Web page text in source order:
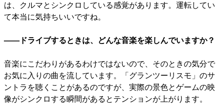
は、クルマとシンクロしている感覚があります。運転してい
て本当に気持ちいいですね。
――ドライブするときは、どんな音楽を楽しんでいますか？
音楽にこだわりがあるわけではないので、そのときの気分で
お気に入りの曲を流しています。「グランツーリスモ」のサ
ントラを聴くことがあるのですが、実際の景色とゲームの映
像がシンクロする瞬間があるとテンションが上がります。